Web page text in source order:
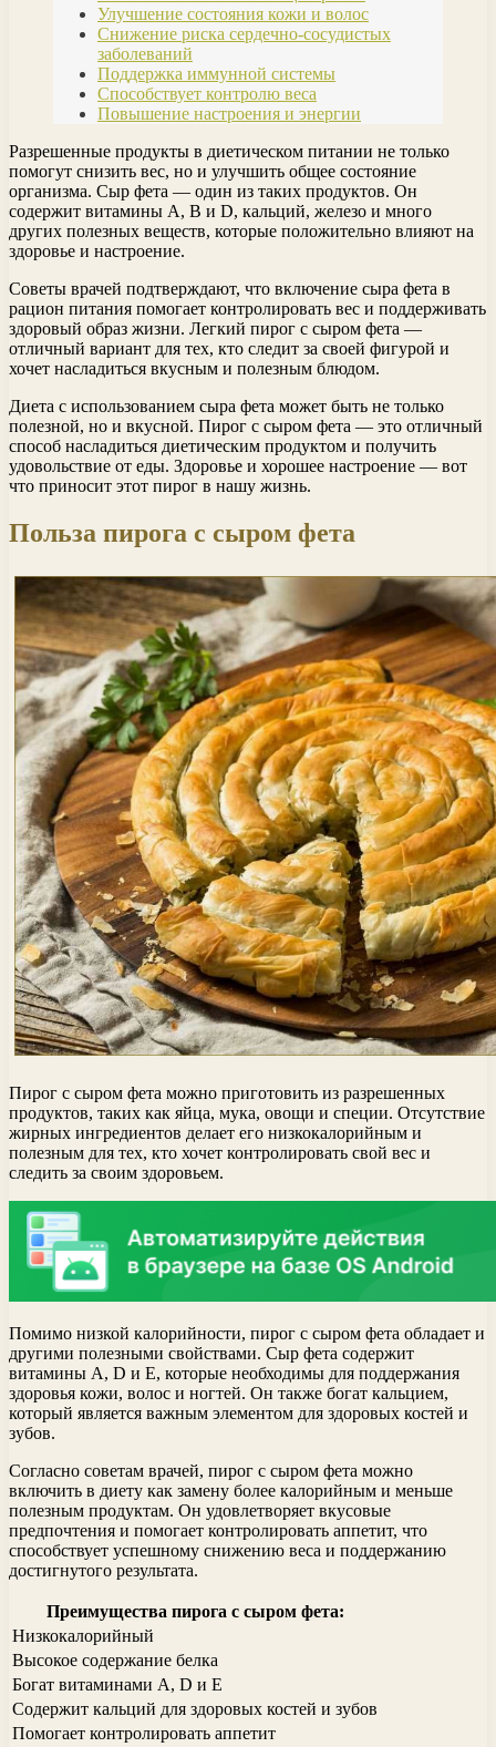
Улучшение состояния кожи и волос
Снижение риска сердечно-сосудистых
заболеваний
Поддержка иммунной системы
Способствует контролю веса
Повышение настроения и энергии
Разрешенные продукты в диетическом питании не только
помогут снизить вес, но и улучшить общее состояние
организма. Сыр фета — один из таких продуктов. Он
содержит витамины A, B и D, кальций, железо и много
других полезных веществ, которые положительно влияют на
здоровье и настроение.
Советы врачей подтверждают, что включение сыра фета в
рацион питания помогает контролировать вес и поддерживать
здоровый образ жизни. Легкий пирог с сыром фета —
отличный вариант для тех, кто следит за своей фигурой и
хочет насладиться вкусным и полезным блюдом.
Диета с использованием сыра фета может быть не только
полезной, но и вкусной. Пирог с сыром фета — это отличный
способ насладиться диетическим продуктом и получить
удовольствие от еды. Здоровье и хорошее настроение — вот
что приносит этот пирог в нашу жизнь.
Польза пирога с сыром фета
Пирог с сыром фета можно приготовить из разрешенных
продуктов, таких как яйца, мука, овощи и специи. Отсутствие
жирных ингредиентов делает его низкокалорийным и
полезным для тех, кто хочет контролировать свой вес и
следить за своим здоровьем.
Помимо низкой калорийности, пирог с сыром фета обладает и
другими полезными свойствами. Сыр фета содержит
витамины А, D и E, которые необходимы для поддержания
здоровья кожи, волос и ногтей. Он также богат кальцием,
который является важным элементом для здоровых костей и
зубов.
Согласно советам врачей, пирог с сыром фета можно
включить в диету как замену более калорийным и меньше
полезным продуктам. Он удовлетворяет вкусовые
предпочтения и помогает контролировать аппетит, что
способствует успешному снижению веса и поддержанию
достигнутого результата.
Преимущества пирога с сыром фета:
Низкокалорийный
Высокое содержание белка
Богат витаминами А, D и E
Содержит кальций для здоровых костей и зубов
Помогает контролировать аппетит